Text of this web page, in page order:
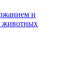
и
животных